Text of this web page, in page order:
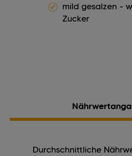
mild gesalzen -
Zucker
Durchschnittliche